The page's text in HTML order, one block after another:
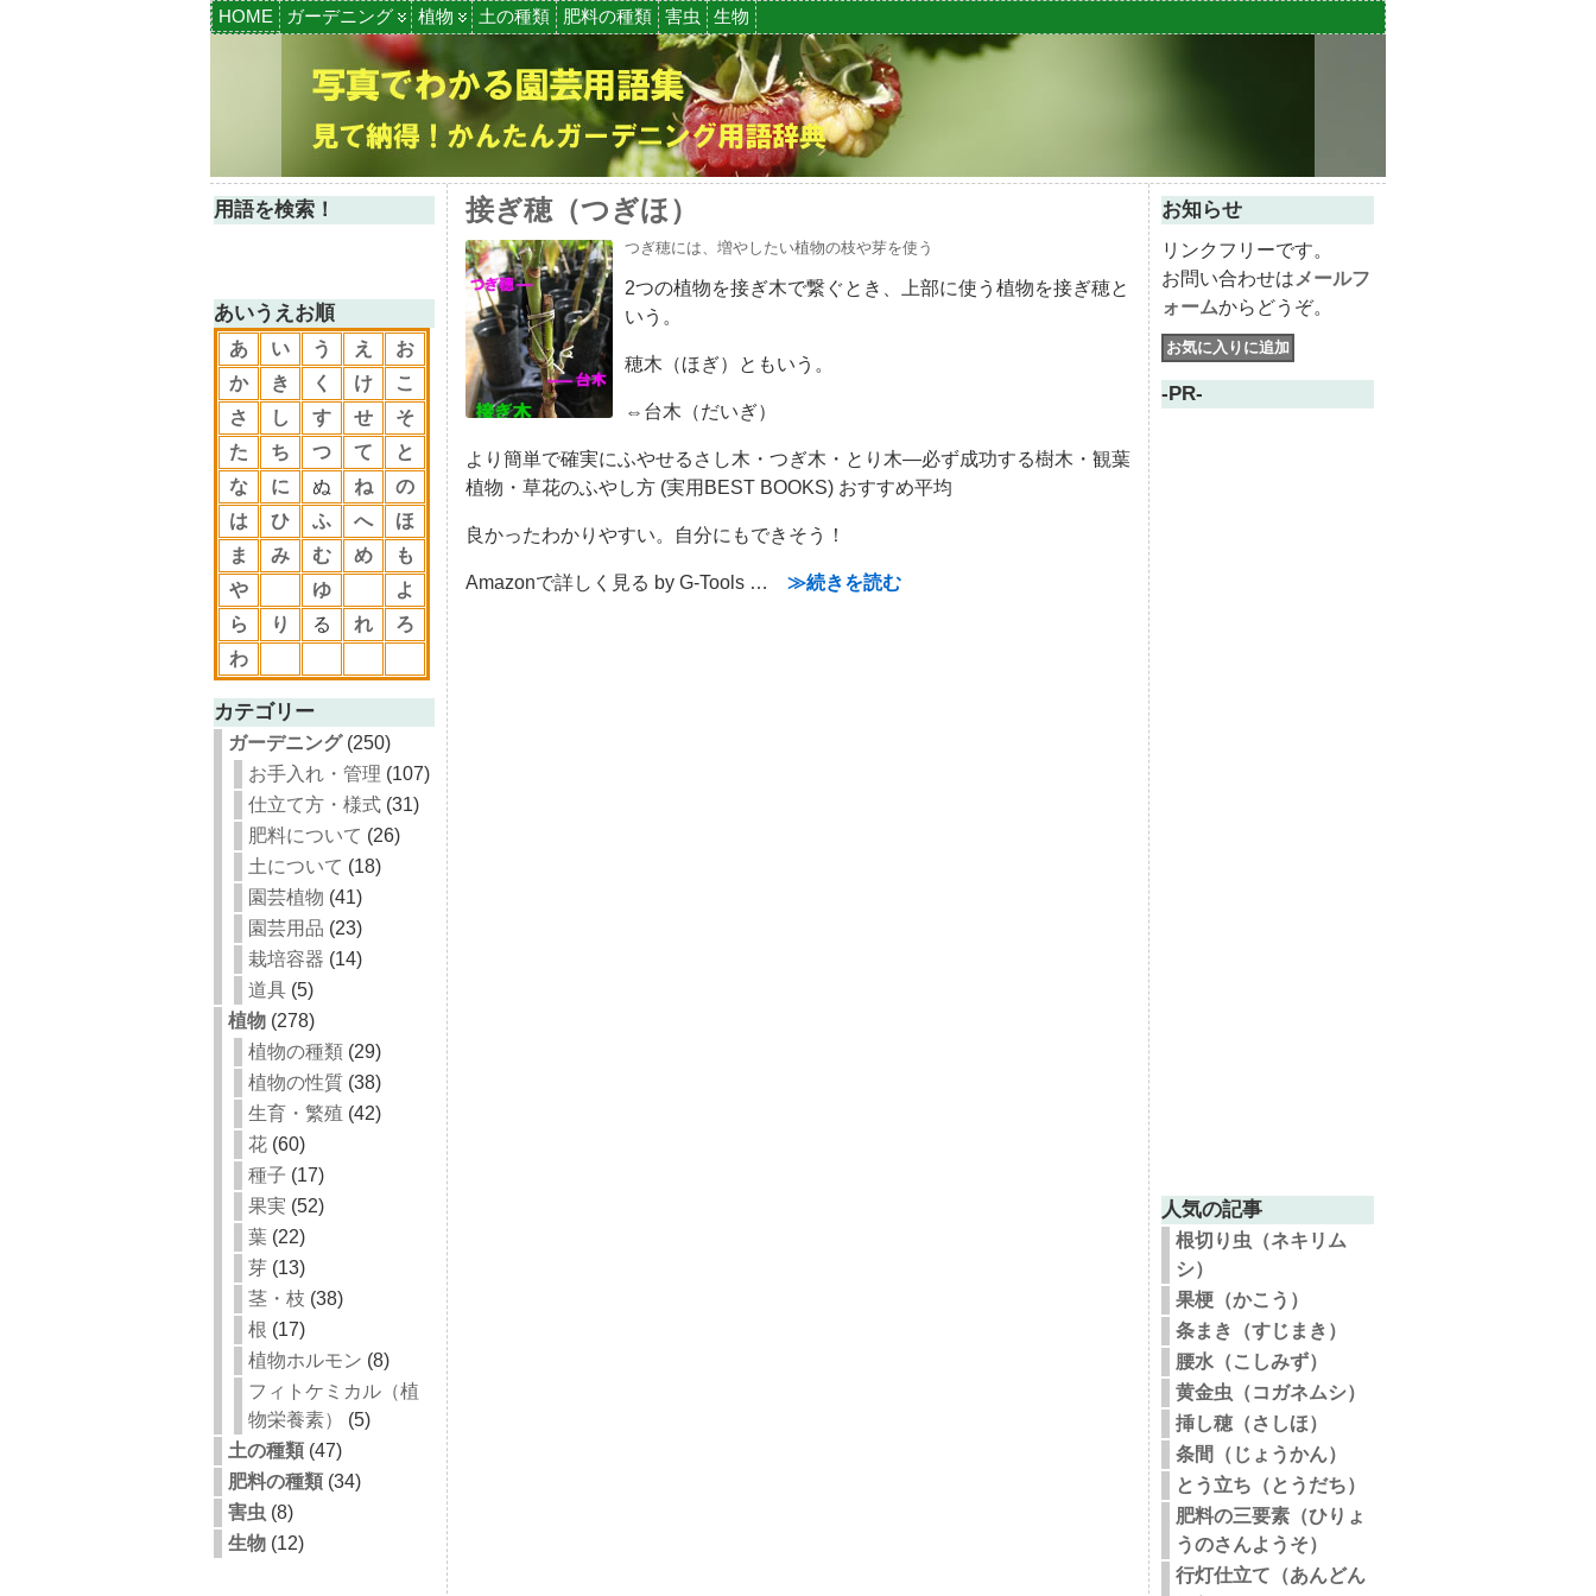
HOME ガーデニング 植物 土の種類 肥料の種類 害虫 生物
用語を検索！
あいうえお順
あ い う え
お
か
き く け
こ
さ
し す せ
そ
た
ち つ て
と
な
に ぬ ね
の
は
ひ ふ へ
ほ
ま
み む め
も
や
ゆ
よ
ら
り る れ
ろ
わ
カテゴリー
ガーデニング(250)
お手入れ・管理 (107)
仕立て方・様式 (31)
肥料について (26)
土について (18)
園芸植物 (41)
園芸用品 (23)
栽培容器 (14)
道具 (5)
植物 (278)
植物の種類 (29)
植物の性質 (38)
生育・繁殖 (42)
花 (60)
種子 (17)
果実 (52)
葉 (22)
芽 (13)
茎・枝 (38)
根 (17)
植物ホルモン (8)
フィトケミカル（植
物栄養素）
(5)
土の種類 (47)
肥料の種類 (34)
害虫 (8)
生物 (12)
接ぎ穂（つぎほ）
つぎ穂には、増やしたい植物の枝や芽を使う
2つの植物を接ぎ木で繋ぐとき、上部に使う植物を接ぎ穂と
いう。
穂木（ほぎ）ともいう。
⇔台木（だいぎ）
より簡単で確実にふやせるさし木・つぎ木・とり木―必ず成功する樹木・観葉
植物・草花のふやし方 (実用BEST BOOKS) おすすめ平均
良かったわかりやすい。自分にもできそう！
Amazonで詳しく見る by G-Tools … ≫続きを読む
お知らせ
リンクフリーです。
お問い合わせは メールフ
ォームからどうぞ。
-PR-
人気の記事
根切り虫（ネキリム
シ）
果梗（かこう）
条まき（すじまき）
腰水（こしみず）
黄金虫（コガネムシ）
挿し穂（さしほ）
条間（じょうかん）
とう立ち（とうだち）
肥料の三要素（ひりょ
うのさんようそ）
行灯仕立て（あんどん